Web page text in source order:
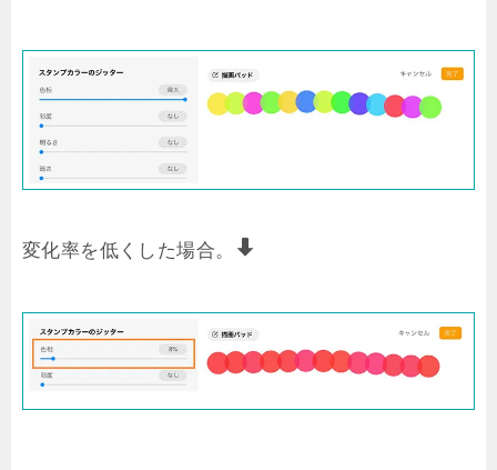
変化率を低くした場合。